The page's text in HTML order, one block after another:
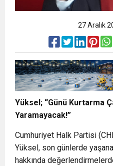
27 Aralık
Yüksel; “Günü Kurtarma
Yaramayacak!”
Cumhuriyet Halk Partisi
Yüksel, son günlerde
hakkında